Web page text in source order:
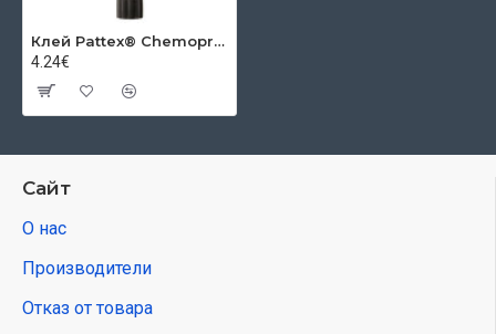
Клей Pattex® Chemopren Обувь, 50 мл
4.24€
Сайт
О нас
Производители
Отказ от товара